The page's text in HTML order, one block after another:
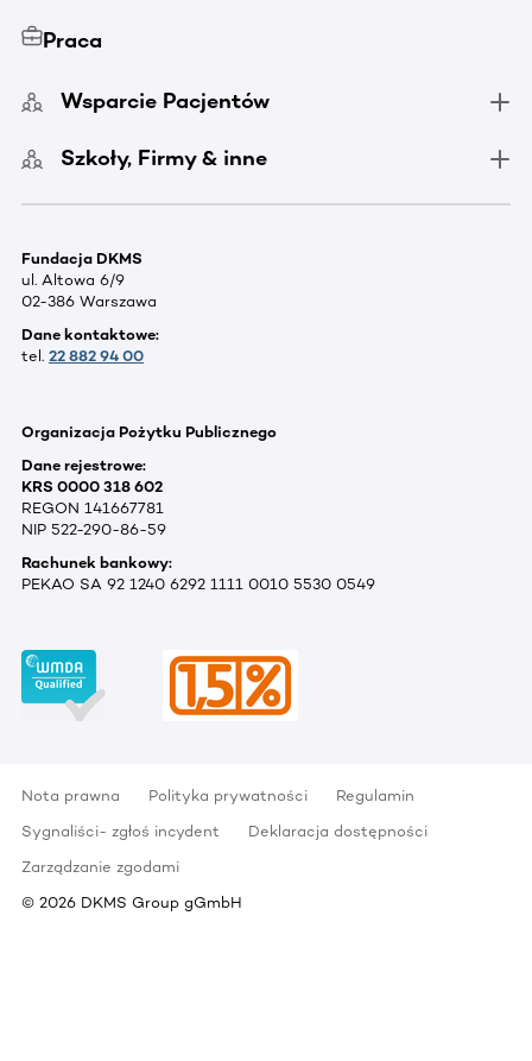
Praca
Wsparcie Pacjentów
Szkoły, Firmy & inne
Fundacja DKMS
ul. Altowa 6/9
02-386 Warszawa
Dane kontaktowe:
tel. 22 882 94 00
Organizacja Pożytku Publicznego
Dane rejestrowe:
KRS 0000 318 602
REGON 141667781
NIP 522-290-86-59
Rachunek bankowy:
PEKAO SA 92 1240 6292 1111 0010 5530 0549
Nota prawna Polityka prywatności
Regulamin
Sygnaliści- zgłoś incydent
Deklaracja dostępności
Zarządzanie zgodami
© 2026 DKMS Group gGmbH